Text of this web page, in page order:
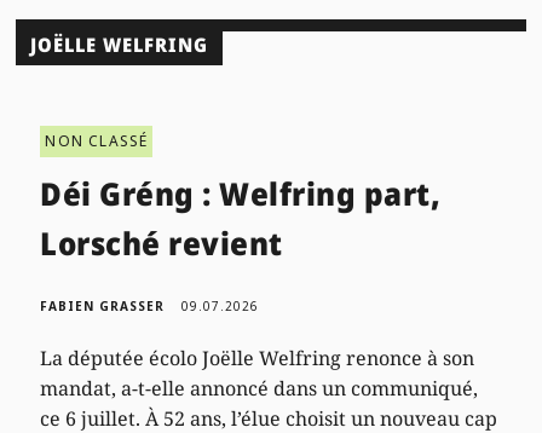
JOËLLE WELFRING
NON CLASSÉ
Déi Gréng : Welfring part,
Lorsché revient
FABIEN GRASSER 09.07.2026
La députée écolo Joëlle Welfring renonce à son
mandat, a-t-elle annoncé dans un communiqué,
ce 6 juillet. À 52 ans, l’élue choisit un nouveau cap